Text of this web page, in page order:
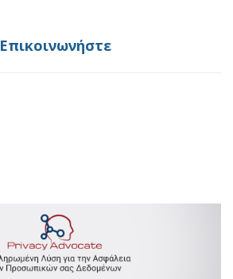
Επικοινωνήστε